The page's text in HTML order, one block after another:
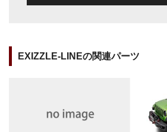
EXIZZLE-LINEの関連パーツ